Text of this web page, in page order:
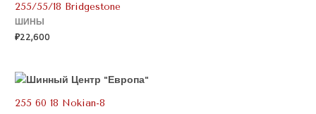
255/55/18 Bridgestone
ШИНЫ
₽22,600
255 60 18 Nokian-8